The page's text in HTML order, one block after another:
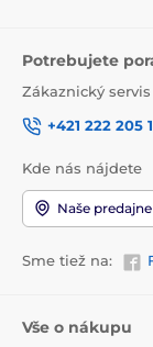
Potrebujete
Zákaznický
+421 222 205
Kde nás nájdete
Naše predajne
Sme tiež na:
Vše o nákupu